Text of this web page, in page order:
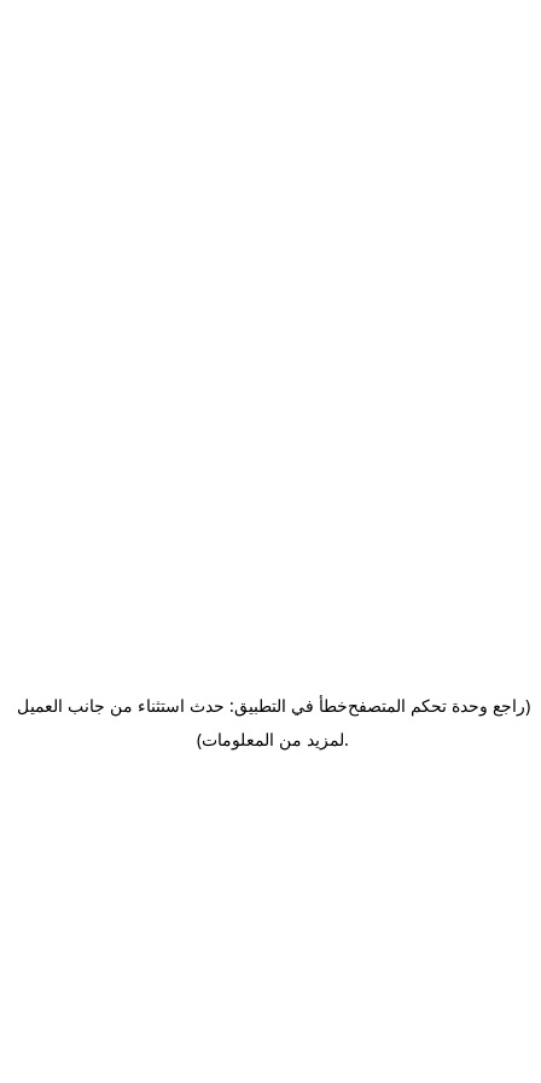
خطأ في التطبيق: حدث استثناء من جانب العميل(راجع وحدة تحكم المتصفح
لمزيد من المعلومات).